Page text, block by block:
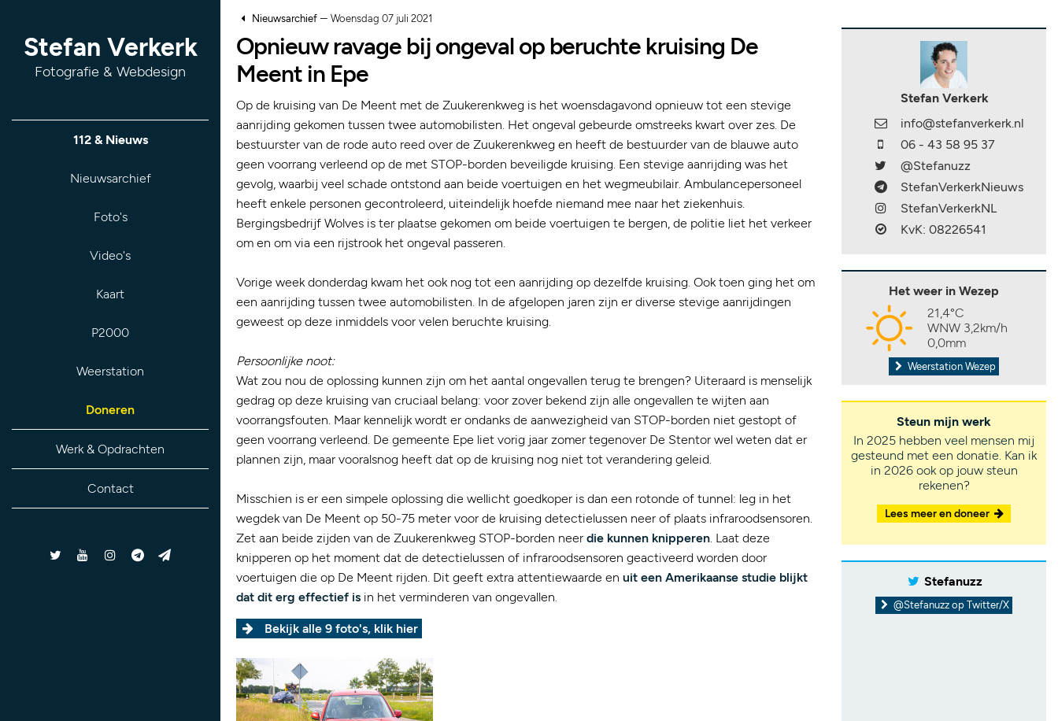
Stefan Verkerk
Fotografie & Webdesign
112 & Nieuws
Nieuwsarchief
Foto's
Video's
Kaart
P2000
Weerstation
Doneren
Werk & Opdrachten
Contact
Nieuwsarchief– Woensdag 07 juli 2021
Opnieuw ravage bij ongeval op beruchte kruising De
Meent in Epe
Op de kruising van De Meent met de Zuukerenkweg is het woensdagavond opnieuw tot een stevige
aanrijding gekomen tussen twee automobilisten. Het ongeval gebeurde omstreeks kwart over zes. De
bestuurster van de rode auto reed over de Zuukerenkweg en heeft de bestuurder van de blauwe auto
geen voorrang verleend op de met STOP-borden beveiligde kruising. Een stevige aanrijding was het
gevolg, waarbij veel schade ontstond aan beide voertuigen en het wegmeubilair. Ambulancepersoneel
heeft enkele personen gecontroleerd, uiteindelijk hoefde niemand mee naar het ziekenhuis.
Bergingsbedrijf Wolves is ter plaatse gekomen om beide voertuigen te bergen, de politie liet het verkeer
om en om via een rijstrook het ongeval passeren.
Vorige week donderdag kwam het ook nog tot een aanrijding op dezelfde kruising. Ook toen ging het om
een aanrijding tussen twee automobilisten. In de afgelopen jaren zijn er diverse stevige aanrijdingen
geweest op deze inmiddels voor velen beruchte kruising.
Persoonlijke noot:
Wat zou nou de oplossing kunnen zijn om het aantal ongevallen terug te brengen? Uiteraard is menselijk
gedrag op deze kruising van cruciaal belang: voor zover bekend zijn alle ongevallen te wijten aan
voorrangsfouten. Maar kennelijk wordt er ondanks de aanwezigheid van STOP-borden niet gestopt of
geen voorrang verleend. De gemeente Epe liet vorig jaar zomer tegenover De Stentor wel weten dat er
plannen zijn, maar vooralsnog heeft dat op de kruising nog niet tot verandering geleid.
Misschien is er een simpele oplossing die wellicht goedkoper is dan een rotonde of tunnel: leg in het
wegdek van De Meent op 50-75 meter voor de kruising detectielussen neer of plaats infraroodsensoren.
Zet aan beide zijden van de Zuukerenkweg STOP-borden neer die kunnen knipperen. Laat deze
knipperen op het moment dat de detectielussen of infraroodsensoren geactiveerd worden door
voertuigen die op De Meent rijden. Dit geeft extra attentiewaarde en uit een Amerikaanse studie blijkt
dat dit erg effectief is in het verminderen van ongevallen.
Bekijk alle 9 foto's, klik hier
Stefan Verkerk
info@stefanverkerk.nl
06 - 43 58 95 37
@Stefanuzz
StefanVerkerkNieuws
StefanVerkerkNL
KvK: 08226541
Het weer in Wezep
21,4°C
WNW 3,2km/h
0,0mm
Weerstation Wezep
Steun mijn werk
In 2025 hebben veel mensen mij
gesteund met een donatie. Kan ik
in 2026 ook op jouw steun
rekenen?
Lees meer en doneer
Stefanuzz
@Stefanuzz op Twitter/X